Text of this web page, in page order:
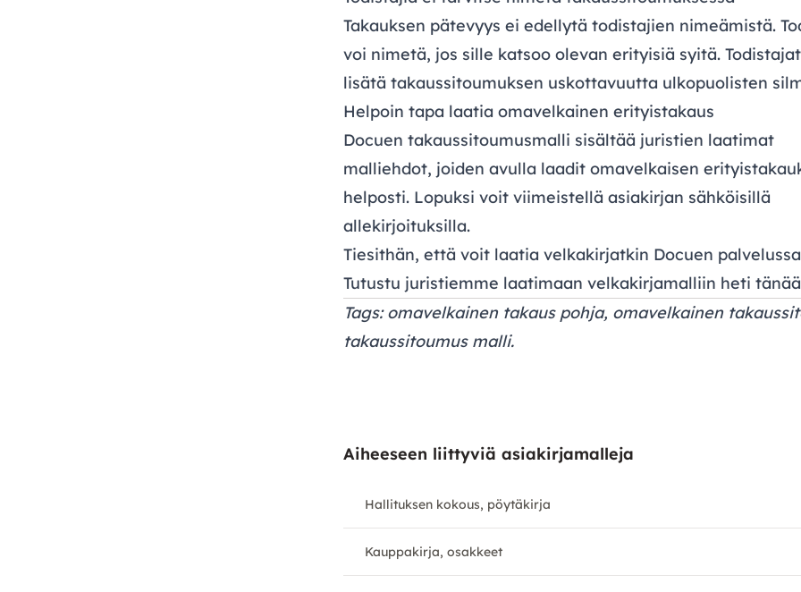
Takauksen pätevyys ei edellytä todistajien nimeämistä.
voi nimetä, jos sille katsoo olevan erityisiä syitä.
lisätä takaussitoumuksen uskottavuutta ulkopuolisten
Helpoin tapa laatia omavelkainen erityistakaus
Docuen takaussitoumusmalli sisältää juristien laatimat
malliehdot, joiden avulla laadit omavelkaisen
helposti. Lopuksi voit viimeistellä asiakirjan sähköisillä
allekirjoituksilla.
Tiesithän, että voit laatia velkakirjatkin Docuen
Tutustu juristiemme laatimaan velkakirjamalliin heti
Tags: omavelkainen takaus pohja, omavelkainen
takaussitoumus malli.
Aiheeseen liittyviä asiakirjamalleja
Hallituksen kokous, pöytäkirja
Kauppakirja, osakkeet